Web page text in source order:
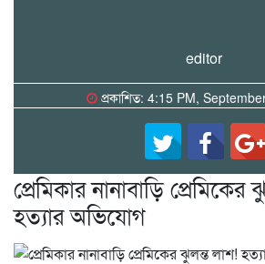
editor
প্রকাশিত: 4:15 PM,
প্রেমিকার নানাবাড়ি প্রেমিকের
হত্যার অভিযোগ